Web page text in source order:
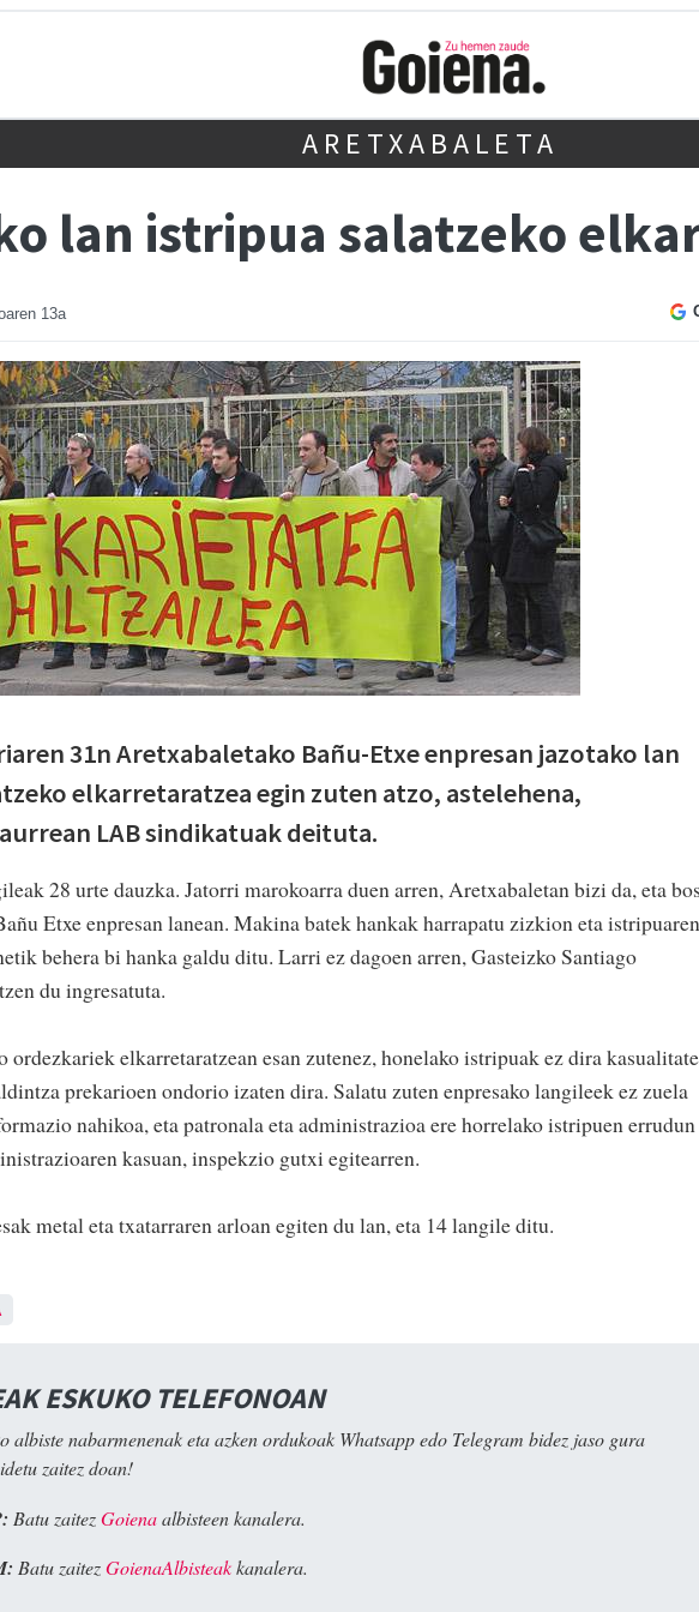
ARETXABALETA
lan istripua salatzeko
13a
31n Aretxabaletako Bañu-Etxe enpresan jazotako lan
elkarretaratzea egin zuten atzo, astelehena,
LAB sindikatuak deituta.
28 urte dauzka. Jatorri marokoarra duen arren, Aretxabaletan bizi da, eta
Etxe enpresan lanean. Makina batek hankak harrapatu zizkion eta istripuaren
behera bi hanka galdu ditu. Larri ez dagoen arren, Gasteizko Santiago
du ingresatuta.
elkarretaratzean esan zutenez, honelako istripuak ez dira
prekarioen ondorio izaten dira. Salatu zuten enpresako langileek ez zuela
nahikoa, eta patronala eta administrazioa ere horrelako istripuen errudun
kasuan, inspekzio gutxi egitearren.
metal eta txatarraren arloan egiten du lan, eta 14 langile ditu.
ESKUKO TELEFONOAN
albiste nabarmenenak eta azken ordukoak Whatsapp edo Telegram bidez jaso gura
zaitez doan!
Batu zaitezGoienaalbisteen kanalera.
Batu zaitezGoienaAlbisteakkanalera.